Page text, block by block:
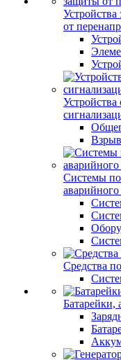
от
Устройства
Системы
Средства
Батарейки,